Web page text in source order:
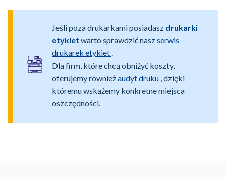
Jeśli poza drukarkami posiadasz drukarki
etykiet warto sprawdzić naszserwis
drukarek etykiet.
Dla firm, które chcą obniżyć koszty,
oferujemy równieżaudyt druku , dzięki
któremu wskażemy konkretne miejsca
oszczędności.